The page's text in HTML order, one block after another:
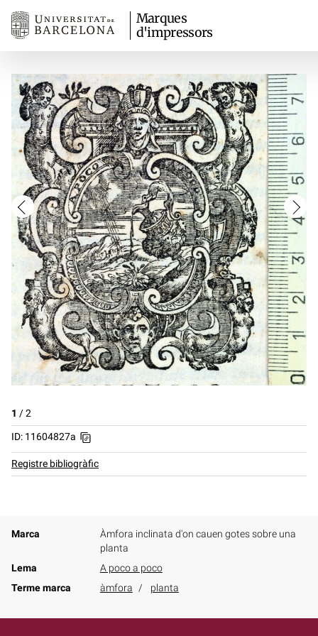
Marques
d'impressors
1 /2
ID: 11604827a
Registre bibliogràfic
Marca
Àmfora inclinata d'on cauen gotes sobre una
planta
Lema
A poco a poco
Terme marca
àmfora planta